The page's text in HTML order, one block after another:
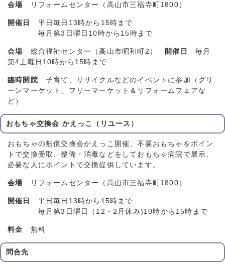
会場 リフォームセンター（高山市三福寺町1800）
開催日
平日毎日13時から15時まで
毎月第3日曜日10時から15時まで
会場 総合福祉センター（高山市昭和町2） 開催日
毎月
第4土曜日10時から15時まで
臨時開院 子育て、リサイクルなどのイベントに参加（グリ
ーンマーケット、フリーマーケット＆リフォームフェアな
ど）
おもちゃ交換会 かえっこ（リユース）
おもちゃの無償交換会かえっこ開催、不要おもちゃをポイン
トで交換受取、整備・消毒などをしておもちゃ病院で展示、
必要な人にポイントで交換提供しています。
会場 リフォームセンター（高山市三福寺町1800）
開催日
平日毎日13時から15時まで
毎月第3日曜日（12・2月休み)10時から15時まで
料金 無料
問合先